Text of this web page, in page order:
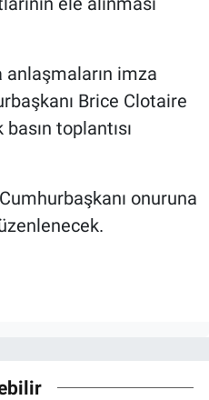
anlaşmaların imza
Brice Clotaire
toplantısı
onuruna